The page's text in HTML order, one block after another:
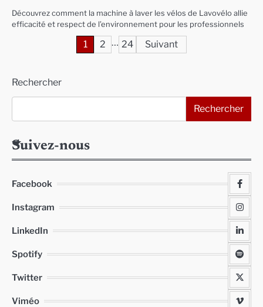
Découvrez comment la machine à laver les vélos de Lavovélo allie
efficacité et respect de l’environnement pour les professionnels
publications
1 2 … 24 Suivant
Rechercher
Rechercher
Suivez-nous
Facebook
Instagram
LinkedIn
Spotify
Twitter
Viméo